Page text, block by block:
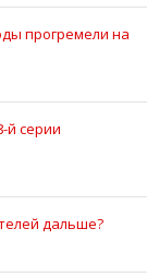
прогремели на
й серии
дальше?